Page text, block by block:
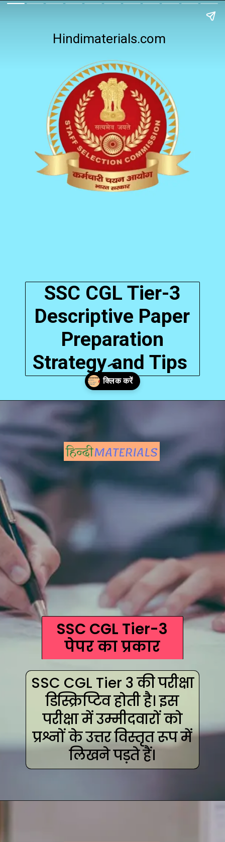
SSC CGL Tier-3
Descriptive Paper
Preparation
Strategy and Tips
Hindimaterials.com
SSC CGL Tier-3
पेपर का प्रकार
SSC CGL Tier 3 की परीक्षा
डिस्क्रिप्टिव होती है। इस
परीक्षा में उम्मीदवारों को
प्रश्नों के उत्तर विस्तृत रूप में
लिखने पड़ते हैं।